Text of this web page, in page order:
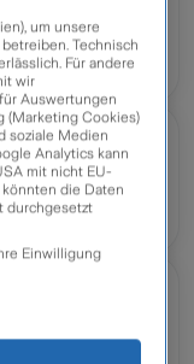
Zurich
um unsere
Technisch
Für andere
wir
Auswertungen
(Marketing Cookies)
soziale Medien
Analytics kann
mit nicht EU-
die Daten
durchgesetzt
Einwilligung